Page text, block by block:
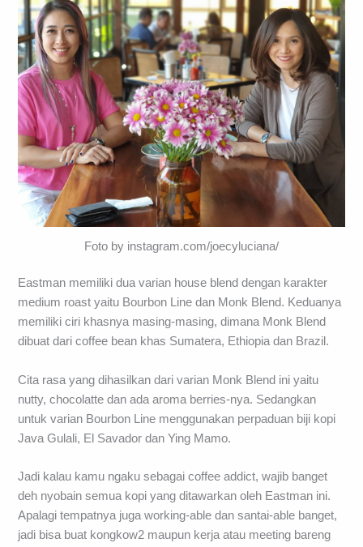
Foto by instagram.com/joecyluciana/
Eastman memiliki dua varian house blend dengan karakter
medium roast yaitu Bourbon Line dan Monk Blend. Keduanya
memiliki ciri khasnya masing-masing, dimana Monk Blend
dibuat dari coffee bean khas Sumatera, Ethiopia dan Brazil.
Cita rasa yang dihasilkan dari varian Monk Blend ini yaitu
nutty, chocolatte dan ada aroma berries-nya. Sedangkan
untuk varian Bourbon Line menggunakan perpaduan biji kopi
Java Gulali, El Savador dan Ying Mamo.
Jadi kalau kamu ngaku sebagai coffee addict, wajib banget
deh nyobain semua kopi yang ditawarkan oleh Eastman ini.
Apalagi tempatnya juga working-able dan santai-able banget,
jadi bisa buat kongkow2 maupun kerja atau meeting bareng